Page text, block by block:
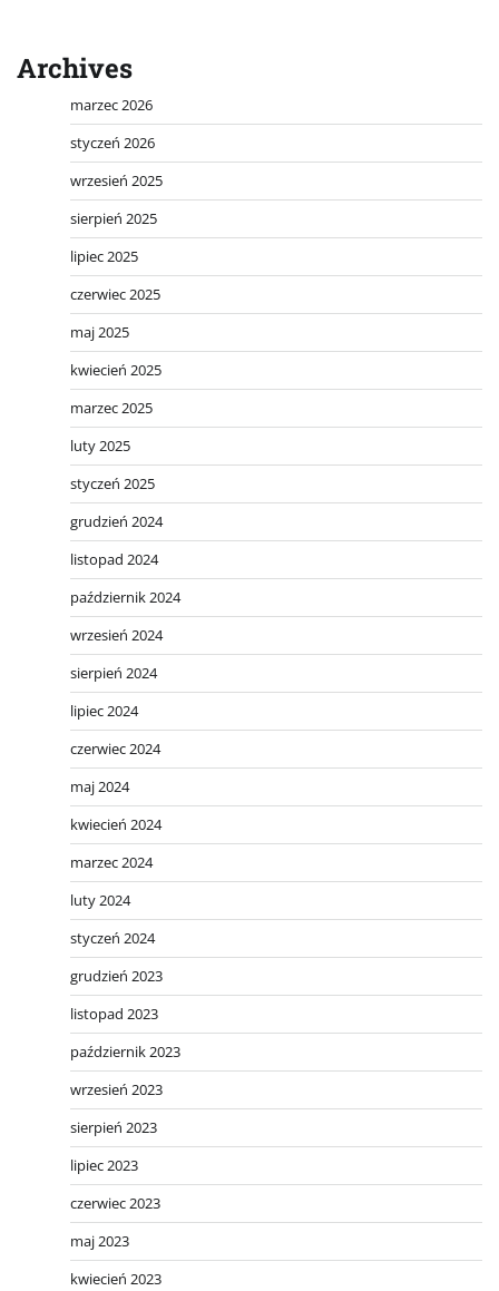
Archives
marzec 2026
styczeń 2026
wrzesień 2025
sierpień 2025
lipiec 2025
czerwiec 2025
maj 2025
kwiecień 2025
marzec 2025
luty 2025
styczeń 2025
grudzień 2024
listopad 2024
październik 2024
wrzesień 2024
sierpień 2024
lipiec 2024
czerwiec 2024
maj 2024
kwiecień 2024
marzec 2024
luty 2024
styczeń 2024
grudzień 2023
listopad 2023
październik 2023
wrzesień 2023
sierpień 2023
lipiec 2023
czerwiec 2023
maj 2023
kwiecień 2023